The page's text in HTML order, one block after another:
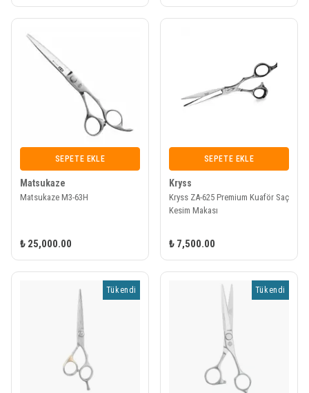
SEPETE EKLE
Matsukaze
Matsukaze M3-63H
₺ 25,000.00
SEPETE EKLE
Kryss
Kryss ZA-625 Premium Kuaför Saç
Kesim Makası
₺ 7,500.00
Tükendi Tükendi